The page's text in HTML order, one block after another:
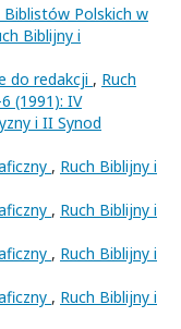
Biblistów Polskich w
Biblijny i
do redakcji , Ruch
(1991): IV
i II Synod
, Ruch Biblijny i
, Ruch Biblijny i
, Ruch Biblijny i
, Ruch Biblijny i